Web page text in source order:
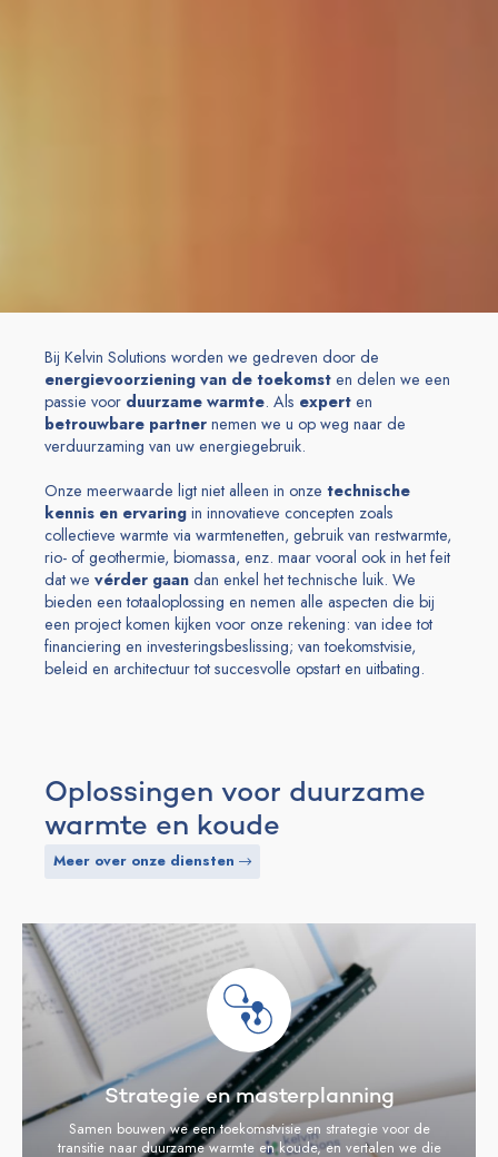
Bij Kelvin Solutions worden we gedreven door de
energievoorziening van de toekomst en delen we een
passie voor duurzame warmte. Als expert en
betrouwbare partner nemen we u op weg naar de
verduurzaming van uw energiegebruik.
Onze meerwaarde ligt niet alleen in onze technische
kennis en ervaring in innovatieve concepten zoals
collectieve warmte via warmtenetten, gebruik van restwarmte,
rio- of geothermie, biomassa, enz. maar vooral ook in het feit
dat we vérder gaan dan enkel het technische luik. We
bieden een totaaloplossing en nemen alle aspecten die bij
een project komen kijken voor onze rekening: van idee tot
financiering en investeringsbeslissing; van toekomstvisie,
beleid en architectuur tot succesvolle opstart en uitbating.
Oplossingen voor duurzame
warmte en koude
Meer over onze diensten
Strategie en masterplanning
Samen bouwen we een toekomstvisie en strategie voor de
transitie naar duurzame warmte en koude, en vertalen we die